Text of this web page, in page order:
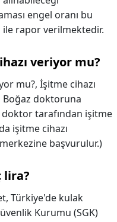
engel oranı bu
ile rapor verilmektedir.
veriyor mu?
mu?, İşitme cihazı
Boğaz doktoruna
tarafından işitme
işitme cihazı
başvurulur.)
lira?
Türkiye'de kulak
Kurumu (SGK)